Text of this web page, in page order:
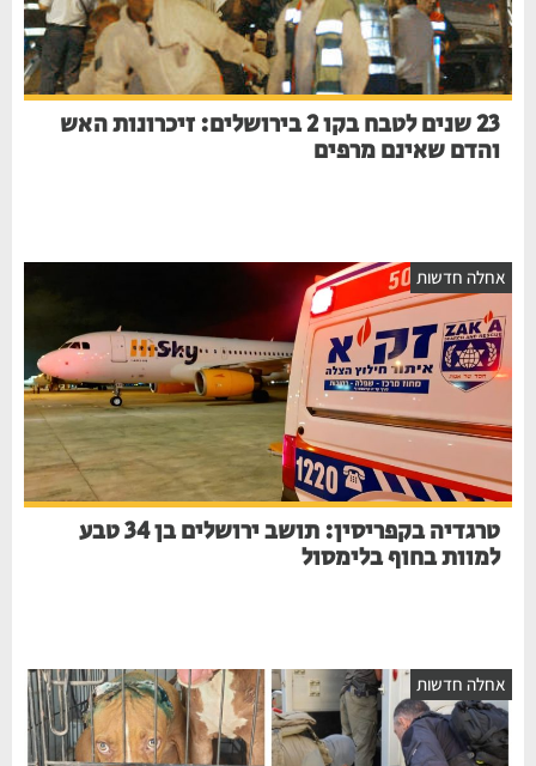
23 שנים לטבח בקו 2 בירושלים: זיכרונות האש
והדם שאינם מרפים
אחלה חדשות
טרגדיה בקפריסין: תושב ירושלים בן 34 טבע
למוות בחוף בלימסול
אחלה חדשות